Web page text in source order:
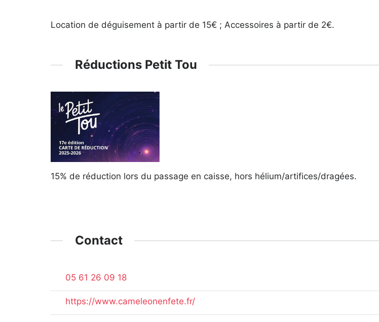
Location de déguisement à partir de 15€ ; Accessoires à partir de 2€.
Réductions Petit Tou
15% de réduction lors du passage en caisse, hors hélium/artifices/dragées.
Contact
05 61 26 09 18
https://www.cameleonenfete.fr/